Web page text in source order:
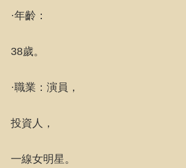
·年齡：
38歲。
·職業：演員，
投資人，
一線女明星。